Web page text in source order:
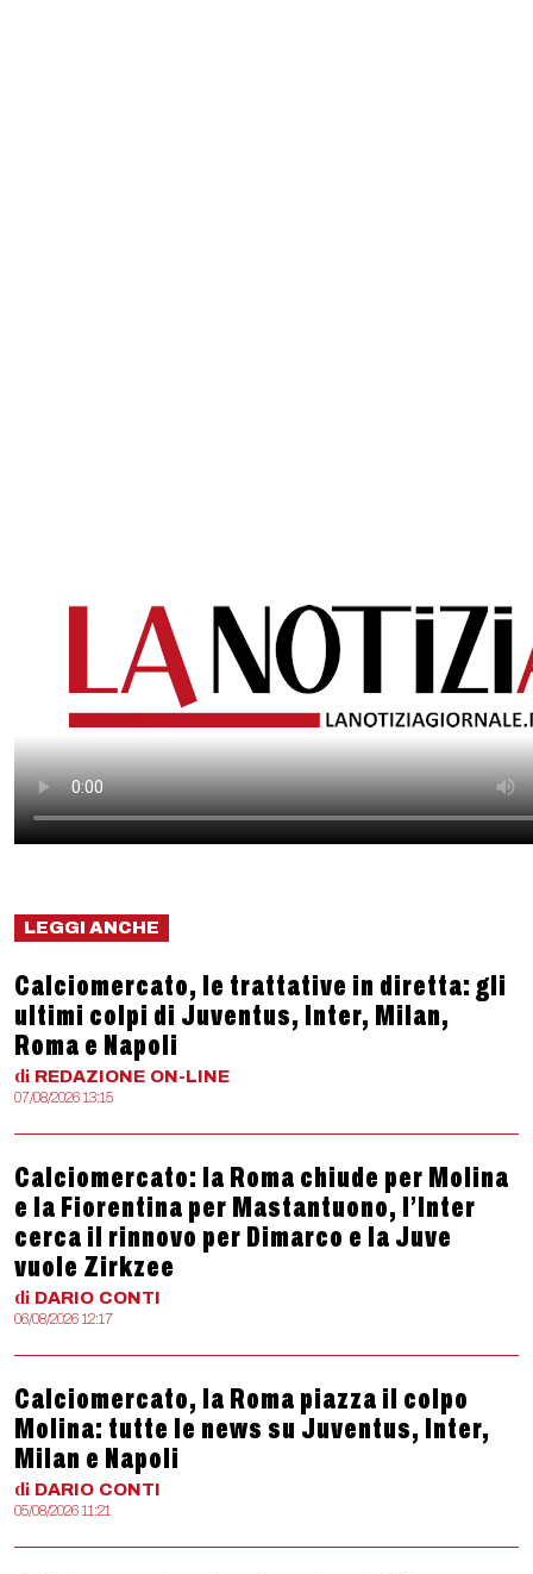
LEGGI ANCHE
Calciomercato, le trattative in diretta: gli
ultimi colpi di Juventus, Inter, Milan,
Roma e Napoli
di REDAZIONE ON-LINE
07/08/2026 13:15
Calciomercato: la Roma chiude per Molina
e la Fiorentina per Mastantuono, l’Inter
cerca il rinnovo per Dimarco e la Juve
vuole Zirkzee
di DARIO CONTI
06/08/2026 12:17
Calciomercato, la Roma piazza il colpo
Molina: tutte le news su Juventus, Inter,
Milan e Napoli
di DARIO CONTI
05/08/2026 11:21